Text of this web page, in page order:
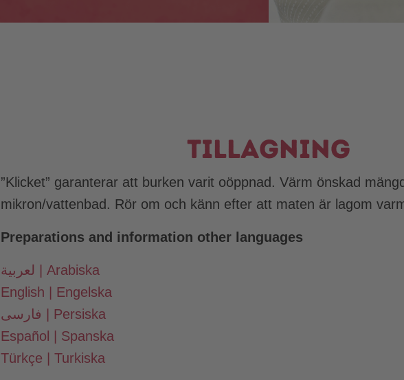
Tillagning
”Klicket” garanterar att burken varit oöppnad. Värm önskad
mikron/vattenbad. Rör om och känn efter att maten är lagom
Preparations and information other languages
لعربية | Arabiska
English | Engelska
فارسی | Persiska
Español | Spanska
Türkçe | Turkiska